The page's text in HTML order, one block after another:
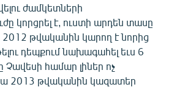
կայքերը
ժամկետների
կորցրել է, ուստի արդեն տասը
թվականին կարող է նորից
դեպքում նախագահել եւս 6
Չավեսի համար լիներ ոչ
2013 թվականին կազատեր